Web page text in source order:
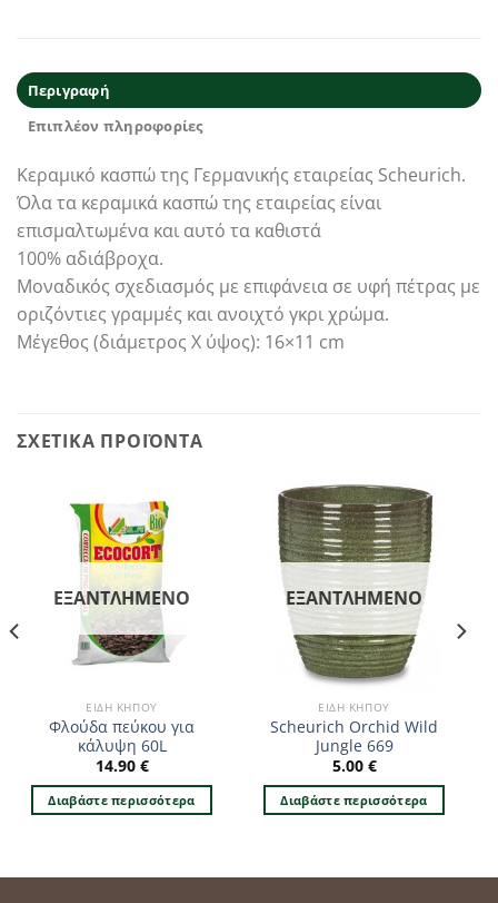
Περιγραφή
Επιπλέον πληροφορίες
Κεραμικό κασπώ της Γερμανικής εταιρείας Scheurich.
Όλα τα κεραμικά κασπώ της εταιρείας είναι
επισμαλτωμένα και αυτό τα καθιστά
100% αδιάβροχα.
Μοναδικός σχεδιασμός με επιφάνεια σε υφή πέτρας με
οριζόντιες γραμμές και ανοιχτό γκρι χρώμα.
Μέγεθος (διάμετρος Χ ύψος): 16×11 cm
ΣΧΕΤΙΚΆ ΠΡΟΪΌΝΤΑ
ΕΞΑΝΤΛΗΜΈΝΟ
ΕΊΔΗ ΚΉΠΟΥ
Φλούδα πεύκου για
κάλυψη 60L
14.90 €
Διαβάστε περισσότερα
ΕΞΑΝΤΛΗΜΈΝΟ
ΕΊΔΗ ΚΉΠΟΥ
Scheurich Orchid Wild
Jungle 669
5.00 €
Διαβάστε περισσότερα